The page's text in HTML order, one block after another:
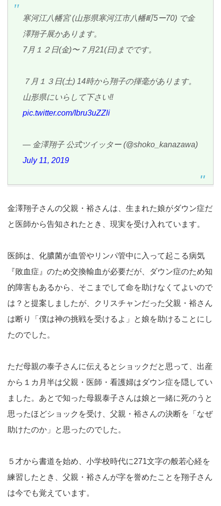
寒河江八幡宮 (山形県寒河江市八幡町5ー70) で金
澤翔子展かあります。
7月１２日(金)〜７月21(日)までです。
７月１３日(土) 14時から翔子の揮毫があります。
山形県にいらして下さい‼️
pic.twitter.com/Ibru3uZZli
— 金澤翔子 公式ツイッター (@shoko_kanazawa)
July 11, 2019
金澤翔子さんの父親・裕さんは、生まれた娘がダウン症だ
と医師から告知されたとき、現実を受け入れています。
医師は、化膿菌が血管やリンパ管中に入って起こる病気
『敗血症』のため交換輸血が必要だが、ダウン症のため知
的障害もあるから、そこまでして命を助けなくてよいので
は？と提案しましたが、クリスチャンだった父親・裕さん
は断り「僕は神の挑戦を受けるよ」と娘を助けることにし
たのでした。
ただ母親の泰子さんに伝えるとショックだと思って、出産
から１カ月半は父親・医師・看護婦はダウン症を隠してい
ました。あとで知った母親泰子さんは娘と一緒に死のうと
思ったほどショックを受け、父親・裕さんの決断を「なぜ
助けたのか」と思ったのでした。
５才から書道を始め、小学校時代に271文字の般若心経を
練習したとき、父親・裕さんが字を誉めたことを翔子さん
は今でも覚えています。